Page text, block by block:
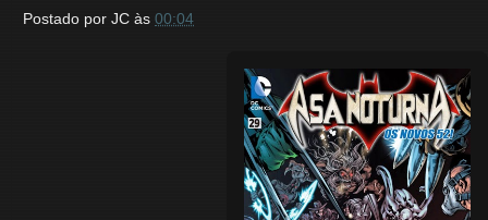
Postado por JC às 00:04